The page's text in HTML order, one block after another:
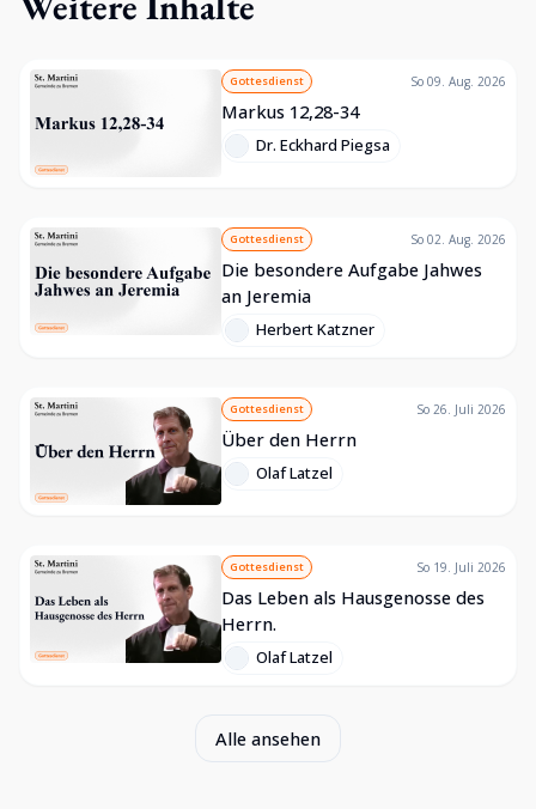
aber den Menschen nicht vergebt, so wird euch euer
Gottesdienst So 09. Aug. 2026
Markus 12,28-34
Dr. Eckhard Piegsa
Gottesdienst So 02. Aug. 2026
Die besondere Aufgabe Jahwes
an Jeremia
Herbert Katzner
Gottesdienst So 26. Juli 2026
Über den Herrn
Olaf Latzel
Gottesdienst So 19. Juli 2026
Das Leben als Hausgenosse des
Herrn.
Olaf Latzel
Alle ansehen